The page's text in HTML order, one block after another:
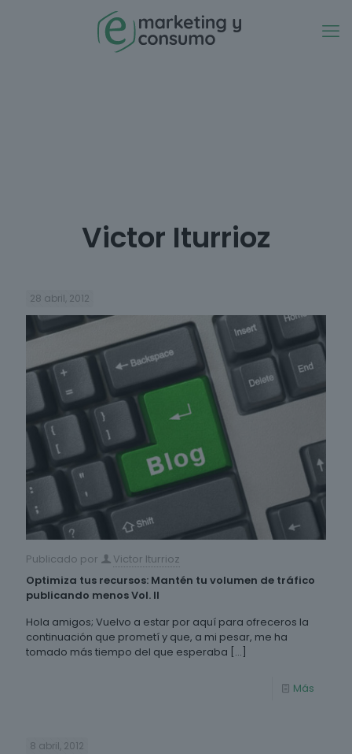
Victor Iturrioz
28 abril, 2012
Publicado por
Victor Iturrioz
Optimiza tus recursos: Mantén tu volumen de tráfico
publicando menos Vol. II
Hola amigos; Vuelvo a estar por aquí para ofreceros la
continuación que prometí y que, a mi pesar, me ha
tomado más tiempo del que esperaba […]
Más
8 abril, 2012